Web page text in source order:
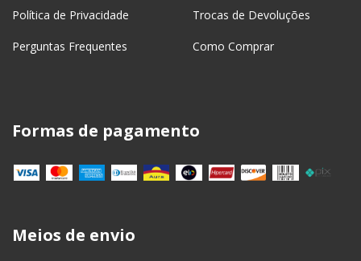
Política de Privacidade Trocas de Devoluções
Perguntas Frequentes Como Comprar
Formas de pagamento
Meios de envio